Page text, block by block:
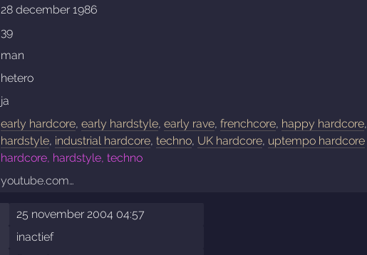
28 december 1986
39
man
hetero
ja
early hardcore,early hardstyle,early rave,frenchcore, happy hardcore,
hardstyle, industrial hardcore,techno, UK hardcore, uptempo hardcore
hardcore, hardstyle, techno
youtube.com…
25 november 2004 04:57
inactief